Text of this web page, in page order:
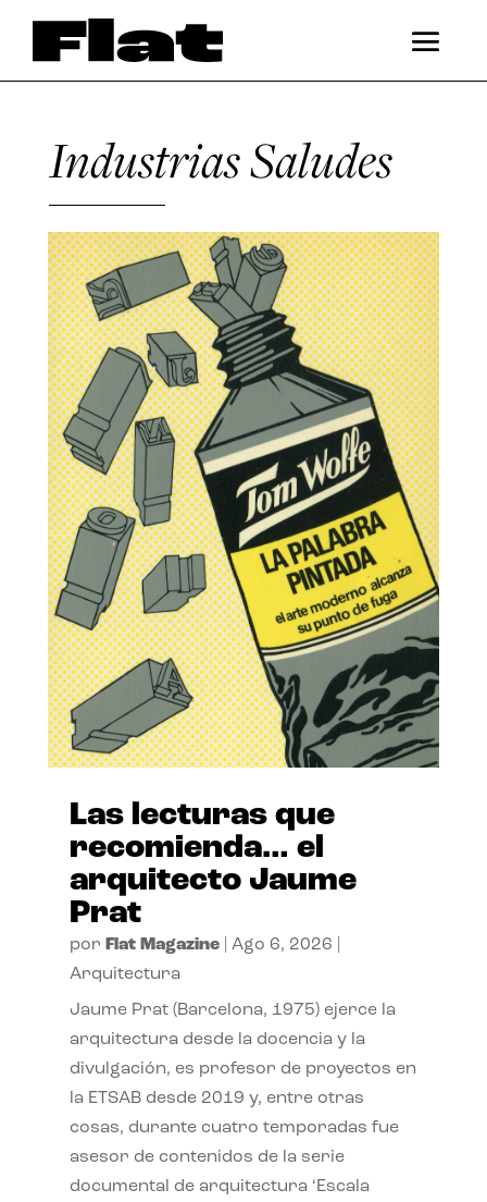
Industrias Saludes
Las lecturas que
recomienda… el
arquitecto Jaume
Prat
por Flat Magazine| Ago 6, 2026
Arquitectura
Jaume Prat (Barcelona, 1975) ejerce la
arquitectura desde la docencia y la
divulgación, es profesor de proyectos en
la ETSAB desde 2019 y, entre otras
cosas, durante cuatro temporadas fue
asesor de contenidos de la serie
documental de arquitectura ‘Escala